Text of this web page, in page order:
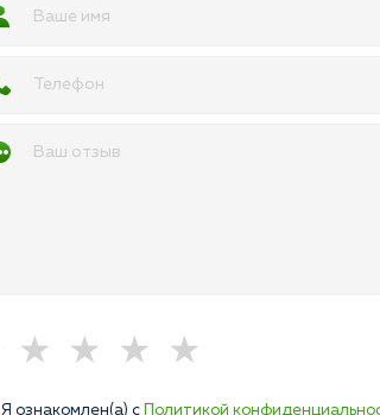
Я ознакомлен(а) с Политикой